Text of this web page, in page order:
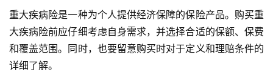
重大疾病险是一种为个人提供经济保障的保险产品。购买重
大疾病险前应仔细考虑自身需求，并选择合适的保额、保费
和覆盖范围。同时，也要留意购买时对于定义和理赔条件的
详细了解。